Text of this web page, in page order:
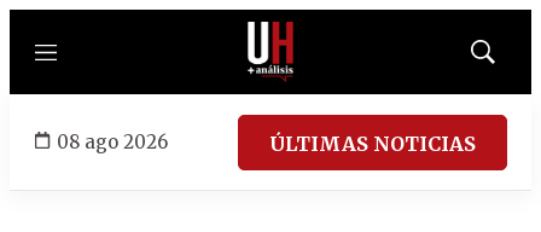
Menú
Mostrar
08 ago 2026 ÚLTIMAS NOTICIAS